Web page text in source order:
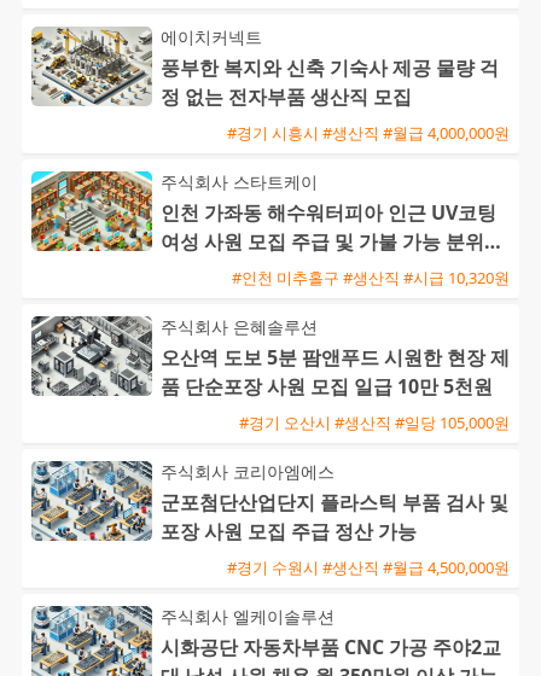
에이치커넥트
풍부한 복지와 신축 기숙사 제공 물량 걱
정 없는 전자부품 생산직 모집
#경기 시흥시 #생산직 #월급 4,000,000원
주식회사 스타트케이
인천 가좌동 해수워터피아 인근 UV코팅
여성 사원 모집 주급 및 가불 가능 분위기
좋은 근무지#인천 미추홀구 #생산직 #시급 10,320원
주식회사 은혜솔루션
오산역 도보 5분 팜앤푸드 시원한 현장 제
품 단순포장 사원 모집 일급 10만 5천원
#경기 오산시 #생산직 #일당 105,000원
주식회사 코리아엠에스
군포첨단산업단지 플라스틱 부품 검사 및
포장 사원 모집 주급 정산 가능
#경기 수원시 #생산직 #월급 4,500,000원
주식회사 엘케이솔루션
시화공단 자동차부품 CNC 가공 주야2교